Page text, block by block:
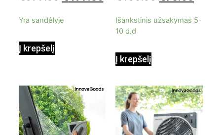
Yra sandėlyje
Į krepšelį
Išankstinis užsakymas 5-
10 d.d
Į krepšelį